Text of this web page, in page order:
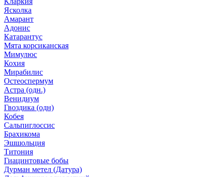
Ясколка
Амарант
Адонис
Катарантус
Мята корсиканская
Мимулюс
Кохия
Мирабилис
Остеоспермум
Астра (одн.)
Венидиум
Гвоздика (одн)
Кобея
Сальпиглоссис
Брахикома
Эшшольция
Титония
Гиацинтовые бобы
Дурман метел (Датура)